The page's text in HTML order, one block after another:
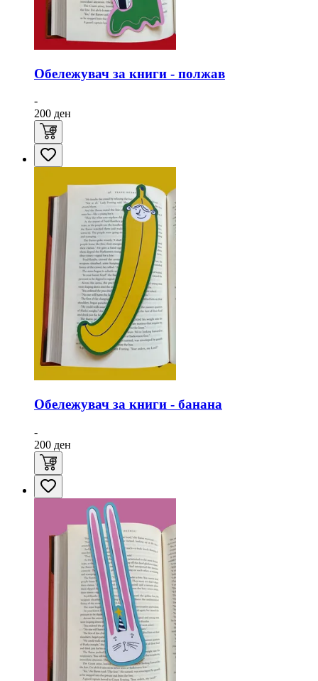
Обележувач за книги - полжав
-
200 ден
Обележувач за книги - банана
-
200 ден